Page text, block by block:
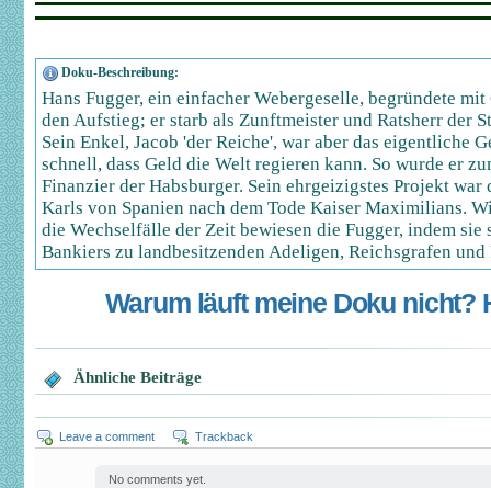
Doku-Beschreibung:
Hans Fugger, ein einfacher Webergeselle, begründete
den Aufstieg; er starb als Zunftmeister und Ratsherr der
Sein Enkel, Jacob 'der Reiche', war aber das eigentliche
schnell, dass Geld die Welt regieren kann. So wurde er
Finanzier der Habsburger. Sein ehrgeizigstes Projekt
Karls von Spanien nach dem Tode Kaiser Maximilians.
die Wechselfälle der Zeit bewiesen die Fugger, indem
Bankiers zu landbesitzenden Adeligen, Reichsgrafen und
Warum läuft meine Doku nicht?
Ähnliche Beiträge
Leave a comment Trackback
No comments yet.